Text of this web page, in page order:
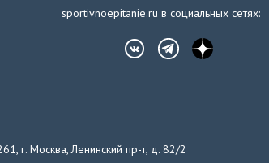
sportivnoepitanie.ru в социальных сетях:
г. Москва, Ленинский пр-т, д. 82/2